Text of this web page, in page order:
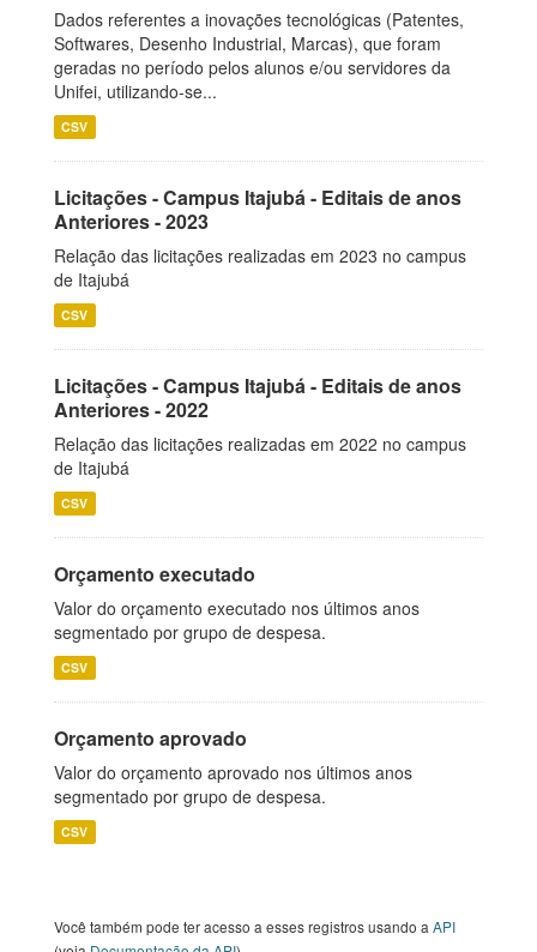
Dados referentes a inovações tecnológicas (Patentes,
Softwares, Desenho Industrial, Marcas), que foram
geradas no período pelos alunos e/ou servidores da
Unifei, utilizando-se...
CSV
Licitações - Campus Itajubá - Editais de anos
Anteriores - 2023
Relação das licitações realizadas em 2023 no campus
de Itajubá
CSV
Licitações - Campus Itajubá - Editais de anos
Anteriores - 2022
Relação das licitações realizadas em 2022 no campus
de Itajubá
CSV
Orçamento executado
Valor do orçamento executado nos últimos anos
segmentado por grupo de despesa.
CSV
Orçamento aprovado
Valor do orçamento aprovado nos últimos anos
segmentado por grupo de despesa.
CSV
Você também pode ter acesso a esses registros usando a API